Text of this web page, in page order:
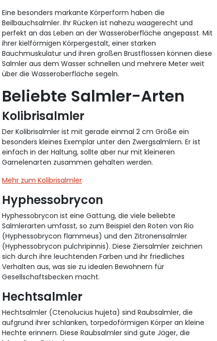
Eine besonders markante Körperform haben die
Beilbauchsalmler. Ihr Rücken ist nahezu waagerecht und
perfekt an das Leben an der Wasseroberfläche angepasst. Mit
ihrer kielförmigen Körpergestalt, einer starken
Bauchmuskulatur und ihren großen Brustflossen können diese
Salmler aus dem Wasser schnellen und mehrere Meter weit
über die Wasseroberfläche segeln.
Beliebte Salmler-Arten
Kolibrisalmler
Der Kolibrisalmler ist mit gerade einmal 2 cm Größe ein
besonders kleines Exemplar unter den Zwergsalmlern. Er ist
einfach in der Haltung, sollte aber nur mit kleineren
Garnelenarten zusammen gehalten werden.
Mehr zum Kolibrisalmler
Hyphessobrycon
Hyphessobrycon ist eine Gattung, die viele beliebte
Salmlerarten umfasst, so zum Beispiel den Roten von Rio
(Hyphessobrycon flammeus) und den Zitronensalmler
(Hyphessobrycon pulchripinnis). Diese Ziersalmler zeichnen
sich durch ihre leuchtenden Farben und ihr friedliches
Verhalten aus, was sie zu idealen Bewohnern für
Gesellschaftsbecken macht.
Hechtsalmler
Hechtsalmler (Ctenolucius hujeta) sind Raubsalmler, die
aufgrund ihrer schlanken, torpedoförmigen Körper an kleine
Hechte erinnern. Diese Raubsalmler sind gute Jäger, die